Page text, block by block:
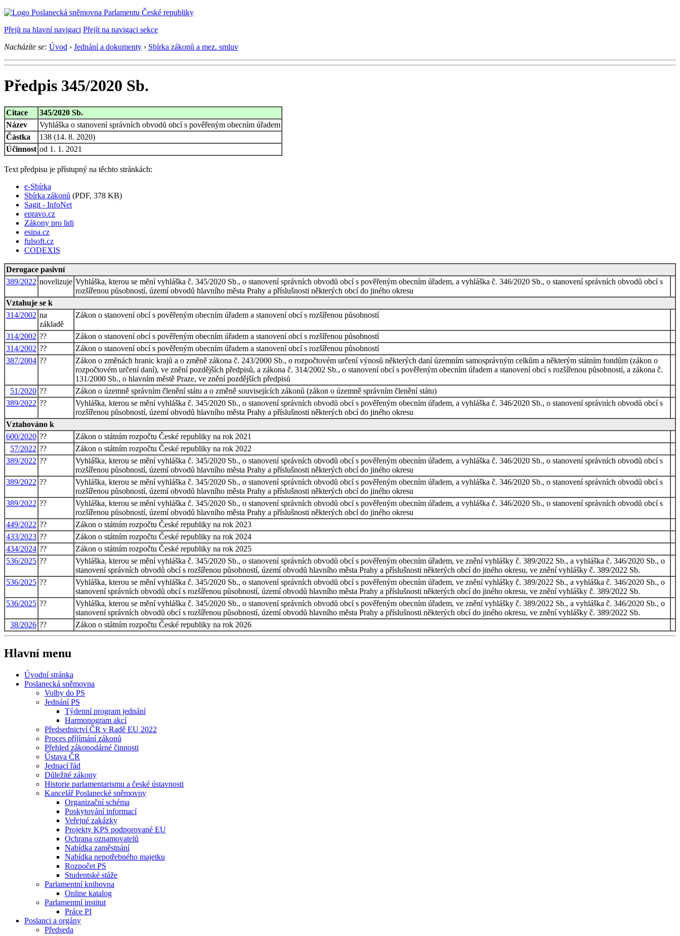
Přejít na hlavní navigaci Přejít na navigaci sekce
Nacházíte se: Úvod › Jednání a dokumenty › Sbírka zákonů a mez. smluv
Předpis 345/2020 Sb.
Citace
345/2020 Sb.
Název
Vyhláška o stanovení správních obvodů obcí s pověřeným obecním úřadem
Částka
138 (14. 8. 2020)
Účinnost od 1. 1. 2021
Text předpisu je přístupný na těchto stránkách:
e-Sbírka
Sbírka zákonů (PDF, 378 KB)
Sagit - InfoNet
epravo.cz
Zákony pro lidi
esipa.cz
fulsoft.cz
CODEXIS
Derogace pasivní
389/2022 novelizuje Vyhláška, kterou se mění vyhláška č. 345/2020 Sb., o stanovení správních obvodů obcí s pověřeným obecním úřadem, a vyhláška č. 346/2020 Sb., o stanovení správních obvodů obcí s
rozšířenou působností, území obvodů hlavního města Prahy a příslušnosti některých obcí do jiného okresu
Vztahuje se k
314/2002 na
základě
Zákon o stanovení obcí s pověřeným obecním úřadem a stanovení obcí s rozšířenou působností
314/2002 ??
Zákon o stanovení obcí s pověřeným obecním úřadem a stanovení obcí s rozšířenou působností
314/2002 ??
Zákon o stanovení obcí s pověřeným obecním úřadem a stanovení obcí s rozšířenou působností
387/2004 ??
Zákon o změnách hranic krajů a o změně zákona č. 243/2000 Sb., o rozpočtovém určení výnosů některých daní územním samosprávným celkům a některým státním fondům (zákon o
rozpočtovém určení daní), ve znění pozdějších předpisů, a zákona č. 314/2002 Sb., o stanovení obcí s pověřeným obecním úřadem a stanovení obcí s rozšířenou působností, a zákona č.
131/2000 Sb., o hlavním městě Praze, ve znění pozdějších předpisů
51/2020 ??
Zákon o územně správním členění státu a o změně souvisejících zákonů (zákon o územně správním členění státu)
389/2022 ??
Vyhláška, kterou se mění vyhláška č. 345/2020 Sb., o stanovení správních obvodů obcí s pověřeným obecním úřadem, a vyhláška č. 346/2020 Sb., o stanovení správních obvodů obcí s
rozšířenou působností, území obvodů hlavního města Prahy a příslušnosti některých obcí do jiného okresu
Vztahováno k
600/2020 ??
Zákon o státním rozpočtu České republiky na rok 2021
57/2022 ??
Zákon o státním rozpočtu České republiky na rok 2022
389/2022 ??
Vyhláška, kterou se mění vyhláška č. 345/2020 Sb., o stanovení správních obvodů obcí s pověřeným obecním úřadem, a vyhláška č. 346/2020 Sb., o stanovení správních obvodů obcí s
rozšířenou působností, území obvodů hlavního města Prahy a příslušnosti některých obcí do jiného okresu
389/2022 ??
Vyhláška, kterou se mění vyhláška č. 345/2020 Sb., o stanovení správních obvodů obcí s pověřeným obecním úřadem, a vyhláška č. 346/2020 Sb., o stanovení správních obvodů obcí s
rozšířenou působností, území obvodů hlavního města Prahy a příslušnosti některých obcí do jiného okresu
389/2022 ??
Vyhláška, kterou se mění vyhláška č. 345/2020 Sb., o stanovení správních obvodů obcí s pověřeným obecním úřadem, a vyhláška č. 346/2020 Sb., o stanovení správních obvodů obcí s
rozšířenou působností, území obvodů hlavního města Prahy a příslušnosti některých obcí do jiného okresu
449/2022 ??
Zákon o státním rozpočtu České republiky na rok 2023
433/2023 ??
Zákon o státním rozpočtu České republiky na rok 2024
434/2024 ??
Zákon o státním rozpočtu České republiky na rok 2025
536/2025 ??
Vyhláška, kterou se mění vyhláška č. 345/2020 Sb., o stanovení správních obvodů obcí s pověřeným obecním úřadem, ve znění vyhlášky č. 389/2022 Sb., a vyhláška č. 346/2020 Sb., o
stanovení správních obvodů obcí s rozšířenou působností, území obvodů hlavního města Prahy a příslušnosti některých obcí do jiného okresu, ve znění vyhlášky č. 389/2022 Sb.
536/2025 ??
Vyhláška, kterou se mění vyhláška č. 345/2020 Sb., o stanovení správních obvodů obcí s pověřeným obecním úřadem, ve znění vyhlášky č. 389/2022 Sb., a vyhláška č. 346/2020 Sb., o
stanovení správních obvodů obcí s rozšířenou působností, území obvodů hlavního města Prahy a příslušnosti některých obcí do jiného okresu, ve znění vyhlášky č. 389/2022 Sb.
536/2025 ??
Vyhláška, kterou se mění vyhláška č. 345/2020 Sb., o stanovení správních obvodů obcí s pověřeným obecním úřadem, ve znění vyhlášky č. 389/2022 Sb., a vyhláška č. 346/2020 Sb., o
stanovení správních obvodů obcí s rozšířenou působností, území obvodů hlavního města Prahy a příslušnosti některých obcí do jiného okresu, ve znění vyhlášky č. 389/2022 Sb.
38/2026 ?? Zákon o státním rozpočtu České republiky na rok 2026
Hlavní menu
Úvodní stránka
Poslanecká sněmovna
Volby do PS
Jednání PS
Týdenní program jednání
Harmonogram akcí
Předsednictví ČR v Radě EU 2022
Proces příjímání zákonů
Přehled zákonodárné činnosti
Ústava ČR
Jednací řád
Důležité zákony
Historie parlamentarismu a české ústavnosti
Kancelář Poslanecké sněmovny
Organizační schéma
Poskytování informací
Veřejné zakázky
Projekty KPS podporované EU
Ochrana oznamovatelů
Nabídka zaměstnání
Nabídka nepotřebného majetku
Rozpočet PS
Studentské stáže
Parlamentní knihovna
Online katalog
Parlamentní institut
Práce PI
Poslanci a orgány
Předseda